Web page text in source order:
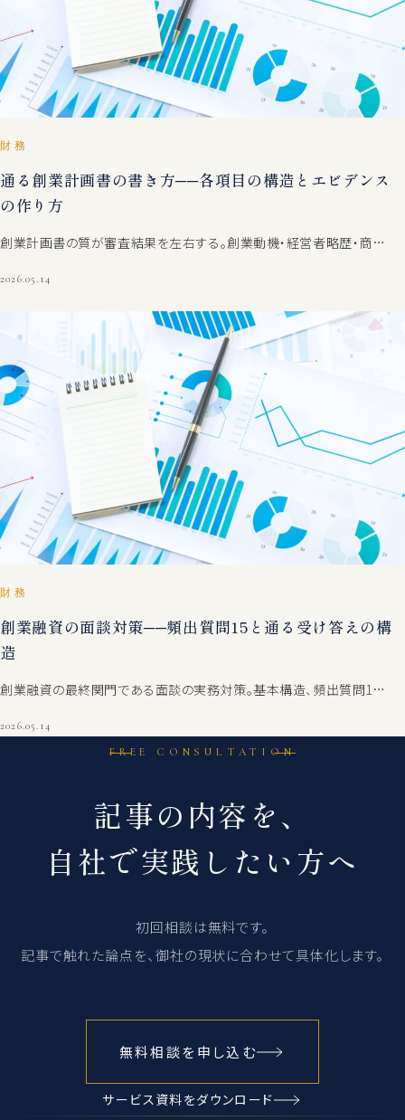
財務
通る創業計画書の書き方──各項目の構造とエビデンス
の作り方
創業計画書の質が審査結果を左右する。創業動機・経営者略歴・商…
2026.05.14
財務
創業融資の面談対策──頻出質問15と通る受け答えの構
造
創業融資の最終関門である面談の実務対策。基本構造、頻出質問1…
2026.05.14
FREE CONSULTATION
記事の内容を、
自社で実践したい方へ
初回相談は無料です。
記事で触れた論点を、御社の現状に合わせて具体化します。
無料相談を申し込む
サービス資料をダウンロード